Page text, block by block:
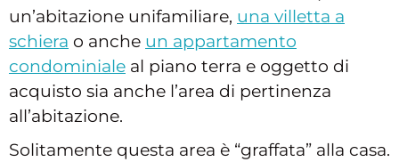
un’abitazione unifamiliare, una villetta a
schiera o anche un appartamento
condominiale al piano terra e oggetto di
acquisto sia anche l’area di pertinenza
all’abitazione.
Solitamente questa area è “graffata” alla casa.